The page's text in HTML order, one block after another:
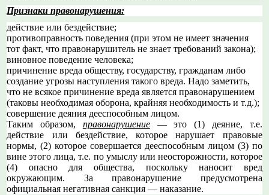
Признаки правонарушения:
действие или бездействие;
противоправность поведения (при этом не имеет значения
тот факт, что правонарушитель не знает требований закона);
виновное поведение человека;
причинение вреда обществу, государству, гражданам либо
создание угрозы наступления такого вреда. Надо заметить,
что не всякое причинение вреда является правонарушением
(таковы необходимая оборона, крайняя необходимость и т.д.);
совершение деяния дееспособным лицом.
Таким образом, правонарушение— это (1) деяние, т.е.
действие или бездействие, которое нарушает правовые
нормы, (2) которое совершается дееспособным лицом (3) по
вине этого лица, т.е. по умыслу или неосторожности, которое
(4) опасно для общества, поскольку наносит вред
окружающим. За правонарушение предусмотрена
официальная негативная санкция — наказание.